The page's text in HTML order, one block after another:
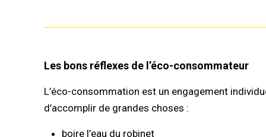
Les bons réflexes de l’éco-consommateur
L’éco-consommation est un engagement
d’accomplir de grandes choses :
boire l’eau du robinet